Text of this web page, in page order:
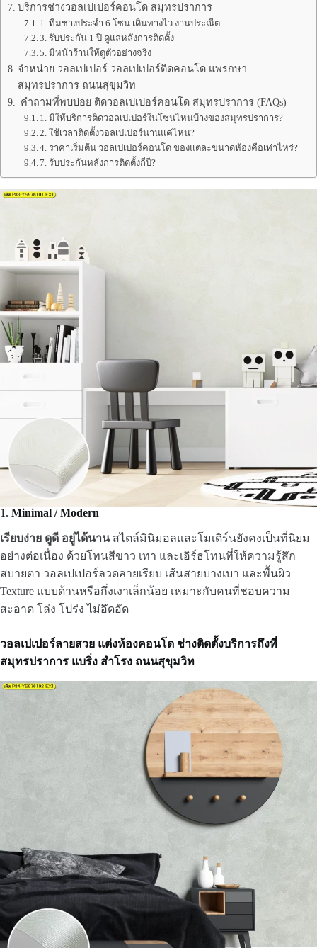
บริการช่างวอลเปเปอร์คอนโด สมุทรปราการ
1. ทีมช่างประจำ 6 โซน เดินทางไว งานประณีต
3. รับประกัน 1 ปี ดูแลหลังการติดตั้ง
5. มีหน้าร้านให้ดูตัวอย่างจริง
จำหน่าย วอลเปเปอร์ วอลเปเปอร์ติดคอนโด แพรกษา
สมุทรปราการ ถนนสุขุมวิท
คำถามที่พบบ่อย ติดวอลเปเปอร์คอนโด สมุทรปราการ (FAQs)
1. มีให้บริการติดวอลเปเปอร์ในโซนไหนบ้างของสมุทรปราการ?
2. ใช้เวลาติดตั้งวอลเปเปอร์นานแค่ไหน?
4. ราคาเริ่มต้น วอลเปเปอร์คอนโด ของแต่ละขนาดห้องคือเท่าไหร่?
7. รับประกันหลังการติดตั้งกี่ปี?
1. Minimal / Modern
เรียบง่าย ดูดี อยู่ได้นานสไตล์มินิมอลและโมเดิร์นยังคงเป็นที่นิยม
อย่างต่อเนื่อง ด้วยโทนสีขาว เทา และเอิร์ธโทนที่ให้ความรู้สึก
สบายตา วอลเปเปอร์ลวดลายเรียบ เส้นสายบางเบา และพื้นผิว
Texture แบบด้านหรือกึ่งเงาเล็กน้อย เหมาะกับคนที่ชอบความ
สะอาด โล่ง โปร่ง ไม่อึดอัด
วอลเปเปอร์ลายสวย แต่งห้องคอนโด ช่างติดตั้งบริการถึงที่
สมุทรปราการ แบริ่ง สำโรง ถนนสุขุมวิท